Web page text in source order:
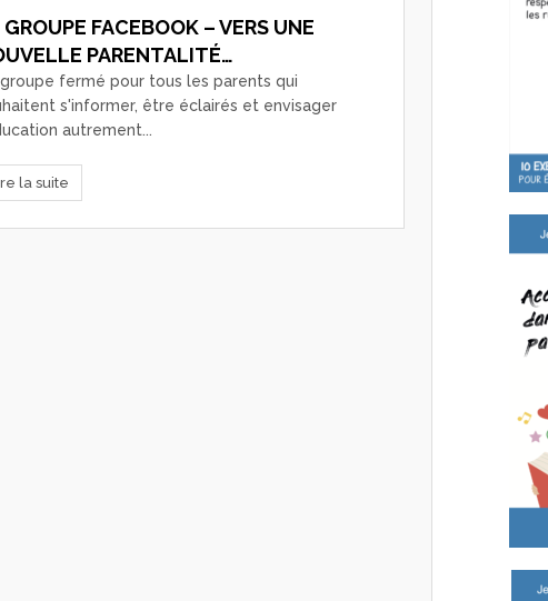
GROUPE FACEBOOK – VERS UNE
PARENTALITÉ…
fermé pour tous les parents qui
s'informer, être éclairés et envisager
autrement...
la suite